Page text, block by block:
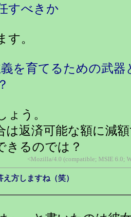
すべきか
す。
を育てるための武器
ょう。
は返済可能な額に減
きるのでは？
<Mozilla/4.0 (compatible; MSIE 6.0;
方しますね（笑）